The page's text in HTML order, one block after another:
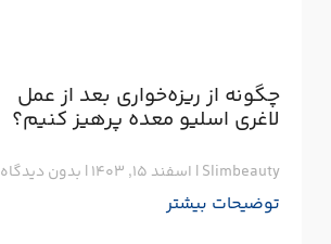
چگونه از ریزه‌خواری بعد از عمل
لاغری اسلیو معده پرهیز کنیم؟
Slimbeauty اسفند ۱۵, ۱۴۰۳ بدون دیدگاه
توضیحات بیشتر